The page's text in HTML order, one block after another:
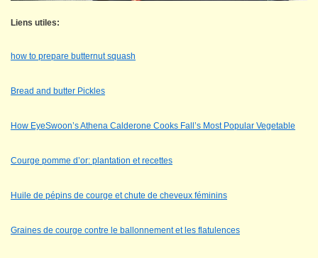
Liens utiles:
how to prepare butternut squash
Bread and butter Pickles
How EyeSwoon’s Athena Calderone Cooks Fall’s Most Popular Vegetable
Courge pomme d’or: plantation et recettes
Huile de pépins de courge et chute de cheveux féminins
Graines de courge contre le ballonnement et les flatulences